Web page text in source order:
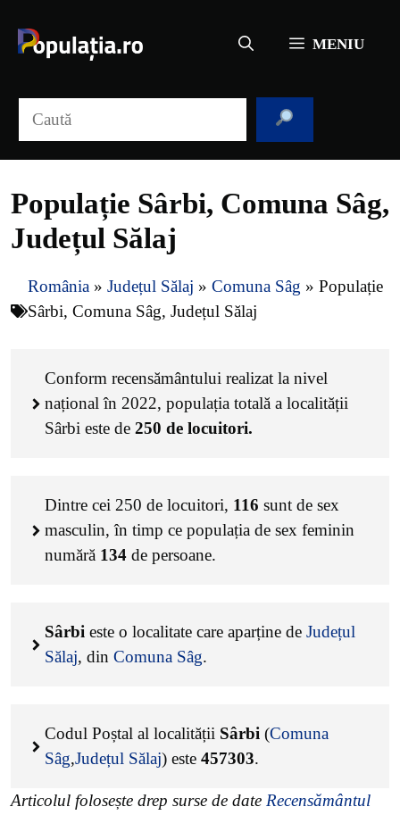
conținut
MENIU
Populație Sârbi, Comuna Sâg,
Județul Sălaj
România » Județul Sălaj » Comuna Sâg » Populație
Sârbi, Comuna Sâg, Județul Sălaj
Conform recensământului realizat la nivel
național în 2022, populația totală a localității
Sârbi este de 250 de locuitori.
Dintre cei 250 de locuitori, 116 sunt de sex
masculin, în timp ce populația de sex feminin
numără 134 de persoane.
Sârbi este o localitate care aparține de Județul
Sălaj, din Comuna Sâg.
Codul Poștal al localității Sârbi (Comuna
Sâg,Județul Sălaj) este 457303.
Articolul folosește drep surse de date Recensământul